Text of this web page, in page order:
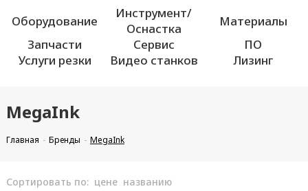
Оборудование
Инструмент/
Оснастка
Материалы
Запчасти
Сервис
ПО
Услуги резки
Видео станков Лизинг
MegaInk
Главная Бренды MegaInk
Сортировать по: цене названию